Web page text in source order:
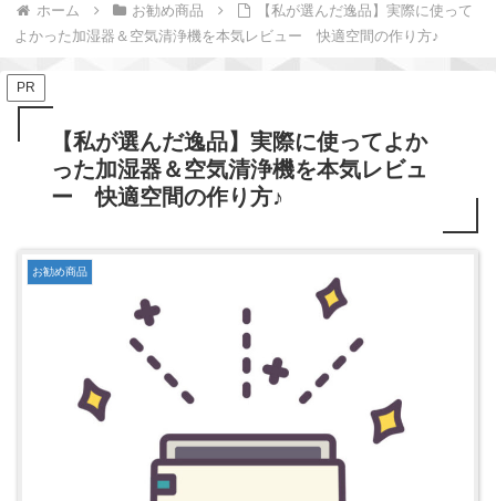
ホーム お勧め商品
【私が選んだ逸品】実際に使って
よかった加湿器＆空気清浄機を本気レビュー 快適空間の作り方♪
PR
【私が選んだ逸品】実際に使ってよか
った加湿器＆空気清浄機を本気レビュ
ー 快適空間の作り方♪
お勧め商品